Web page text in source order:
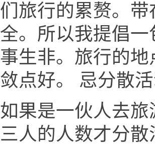
们旅行的累赘。
全。所以我提倡
事生非。旅行的
敛点好。 忌分散活
如果是一伙人去
三人的人数才分